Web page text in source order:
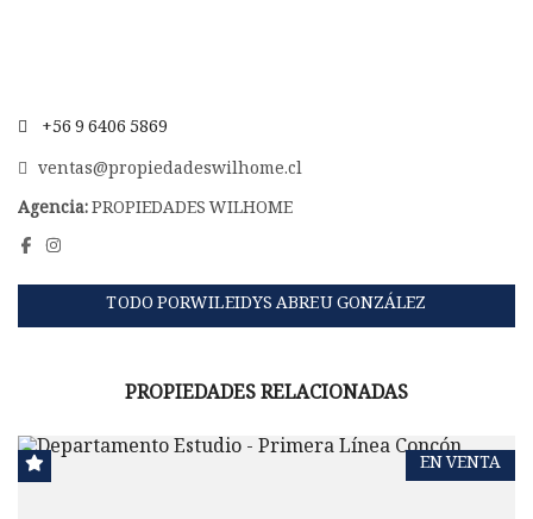
+56 9 6406 5869
ventas@propiedadeswilhome.cl
Agencia:PROPIEDADES WILHOME
TODO PORWILEIDYS ABREU GONZÁLEZ
PROPIEDADES RELACIONADAS
EN VENTA